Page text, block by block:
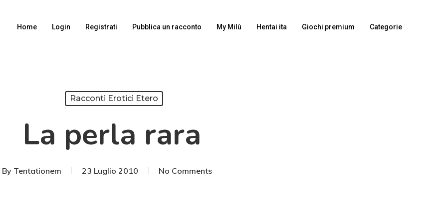
Home Login Registrati Pubblica un racconto My Milù Hentai ita Giochi premium Categorie
Racconti Erotici Etero
La perla rara
By Tentationem 23 Luglio 2010 No Comments